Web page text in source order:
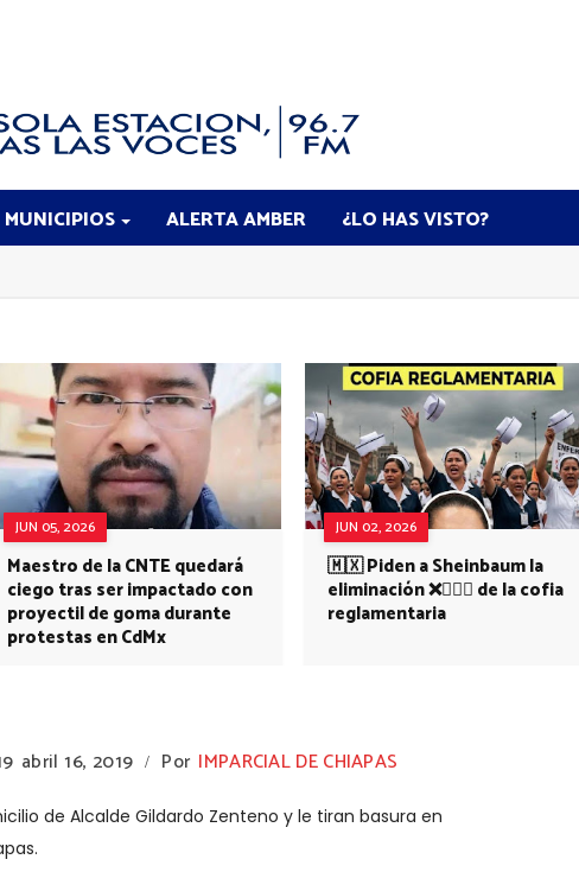
MUNICIPIOS ALERTA AMBER ¿LO HAS VISTO?
JUN 05, 2026
Maestro de la CNTE quedará
ciego tras ser impactado con
proyectil de goma durante
protestas en CdMx
JUN 02, 2026
🇲🇽 Piden a Sheinbaum la
eliminación ❌👩🏻‍⚕️ de la cofia
reglamentaria
abril 16, 2019 / Por IMPARCIAL DE CHIAPAS
de Alcalde Gildardo Zenteno y le tiran basura en